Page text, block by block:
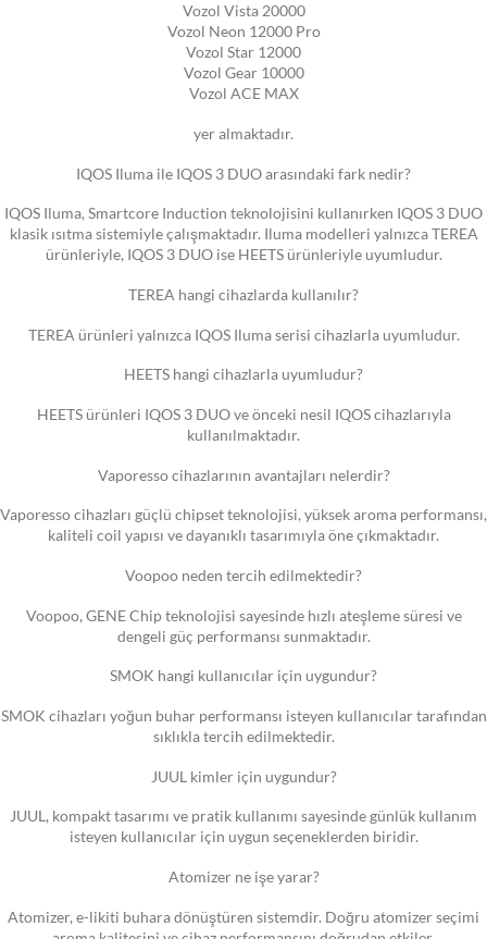
Vozol Vista 20000
Vozol Neon 12000 Pro
Vozol Star 12000
Vozol Gear 10000
Vozol ACE MAX
yer almaktadır.
IQOS Iluma ile IQOS 3 DUO arasındaki fark nedir?
IQOS Iluma, Smartcore Induction teknolojisini kullanırken IQOS 3 DUO
klasik ısıtma sistemiyle çalışmaktadır. Iluma modelleri yalnızca TEREA
ürünleriyle, IQOS 3 DUO ise HEETS ürünleriyle uyumludur.
TEREA hangi cihazlarda kullanılır?
TEREA ürünleri yalnızca IQOS Iluma serisi cihazlarla uyumludur.
HEETS hangi cihazlarla uyumludur?
HEETS ürünleri IQOS 3 DUO ve önceki nesil IQOS cihazlarıyla
kullanılmaktadır.
Vaporesso cihazlarının avantajları nelerdir?
Vaporesso cihazları güçlü chipset teknolojisi, yüksek aroma performansı,
kaliteli coil yapısı ve dayanıklı tasarımıyla öne çıkmaktadır.
Voopoo neden tercih edilmektedir?
Voopoo, GENE Chip teknolojisi sayesinde hızlı ateşleme süresi ve
dengeli güç performansı sunmaktadır.
SMOK hangi kullanıcılar için uygundur?
SMOK cihazları yoğun buhar performansı isteyen kullanıcılar tarafından
sıklıkla tercih edilmektedir.
JUUL kimler için uygundur?
JUUL, kompakt tasarımı ve pratik kullanımı sayesinde günlük kullanım
isteyen kullanıcılar için uygun seçeneklerden biridir.
Atomizer ne işe yarar?
Atomizer, e-likiti buhara dönüştüren sistemdir. Doğru atomizer seçimi